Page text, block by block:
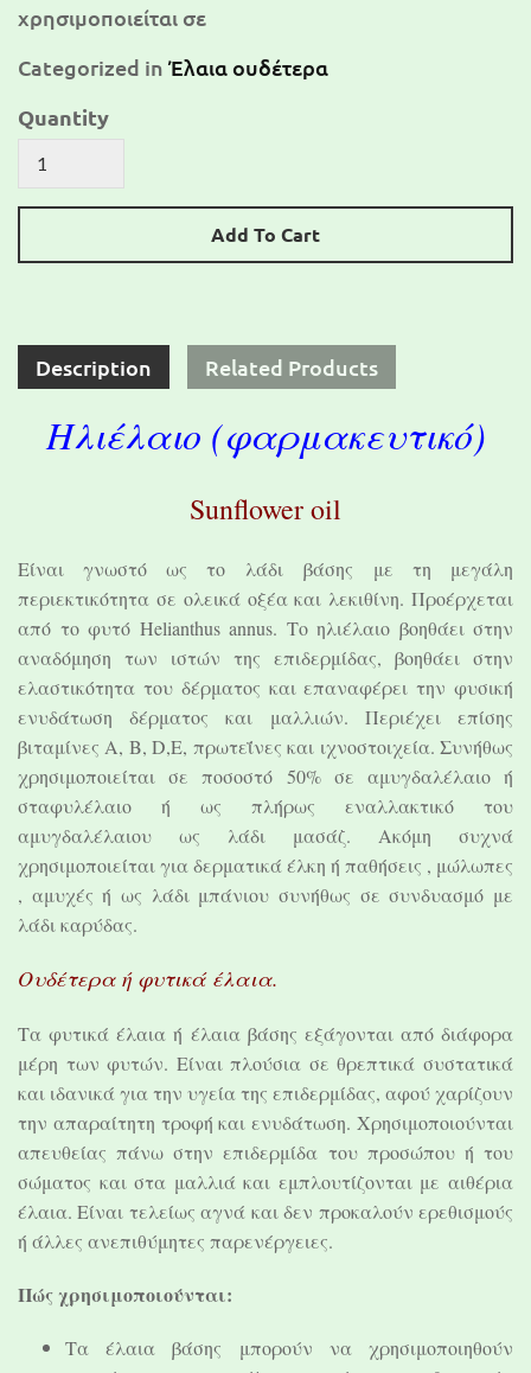
χρησιμοποιείται σε
Categorized in Έλαια ουδέτερα
Quantity
Add To Cart
Description Related Products
Ηλιέλαιο (φαρμακευτικό)
Sunflower οil
Είναι γνωστό ως το λάδι βάσης με τη μεγάλη
περιεκτικότητα σε ολεικά οξέα και λεκιθίνη. Προέρχεται
από το φυτό Helianthus annus. Το ηλιέλαιο βοηθάει στην
αναδόμηση των ιστών της επιδερμίδας, βοηθάει στην
ελαστικότητα του δέρματος και επαναφέρει την φυσική
ενυδάτωση δέρματος και μαλλιών. Περιέχει επίσης
βιταμίνες Α, Β, D,Ε, πρωτεΐνες και ιχνοστοιχεία. Συνήθως
χρησιμοποιείται σε ποσοστό 50% σε αμυγδαλέλαιο ή
σταφυλέλαιο ή ως πλήρως εναλλακτικό του
αμυγδαλέλαιου ως λάδι μασάζ. Ακόμη συχνά
χρησιμοποιείται για δερματικά έλκη ή παθήσεις , μώλωπες
, αμυχές ή ως λάδι μπάνιου συνήθως σε συνδυασμό με
λάδι καρύδας.
Ουδέτερα ή φυτικά έλαια.
Τα φυτικά έλαια ή έλαια βάσης εξάγονται από διάφορα
μέρη των φυτών. Είναι πλούσια σε θρεπτικά συστατικά
και ιδανικά για την υγεία της επιδερμίδας, αφού χαρίζουν
την απαραίτητη τροφή και ενυδάτωση. Xρησιμοποιoύνται
απευθείας πάνω στην επιδερμίδα του προσώπου ή του
σώματος και στα μαλλιά και εμπλουτίζονται με αιθέρια
έλαια. Είναι τελείως αγνά και δεν προκαλούν ερεθισμούς
ή άλλες ανεπιθύμητες παρενέργειες.
Πώς χρησιμοποιούνται:
Τα έλαια βάσης μπορούν να χρησιμοποιηθούν